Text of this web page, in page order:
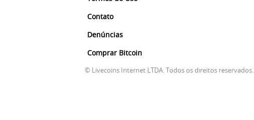
Contato
Denúncias
Comprar Bitcoin
© Livecoins Internet LTDA. Todos os direitos reservados.